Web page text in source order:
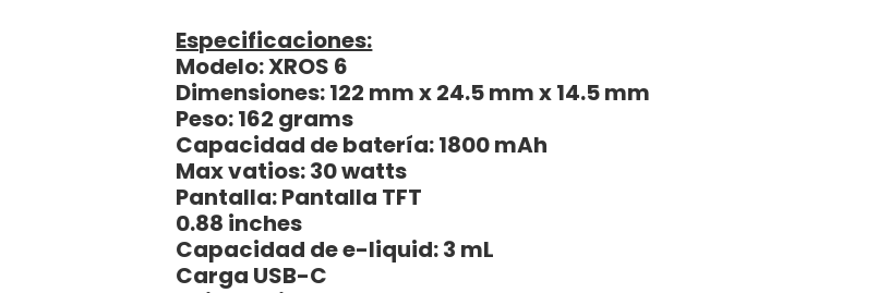
Especificaciones:
Modelo: XROS 6
Dimensiones: 122 mm x 24.5 mm x 14.5 mm
Peso: 162 grams
Capacidad de batería: 1800 mAh
Max vatios: 30 watts
Pantalla: Pantalla TFT
0.88 inches
Capacidad de e-liquid: 3 mL
Carga USB-C